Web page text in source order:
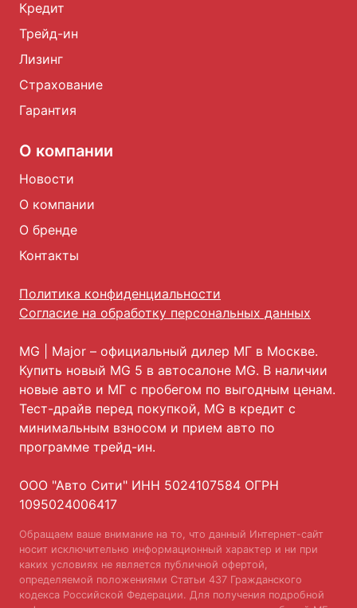
Кредит
Трейд-ин
Лизинг
Страхование
Гарантия
О компании
Новости
О компании
О бренде
Контакты
Политика конфиденциальности
Согласие на обработку персональных данных
MG | Major – официальный дилер МГ в Москве.
Купить новый MG 5 в автосалоне MG. В наличии
новые авто и МГ с пробегом по выгодным ценам.
Тест-драйв перед покупкой, MG в кредит с
минимальным взносом и прием авто по
программе трейд-ин.
ООО "Авто Сити" ИНН 5024107584 ОГРН
1095024006417
Обращаем ваше внимание на то, что данный Интернет-сайт
носит исключительно информационный характер и ни при
каких условиях не является публичной офертой,
определяемой положениями Статьи 437 Гражданского
кодекса Российской Федерации. Для получения подробной